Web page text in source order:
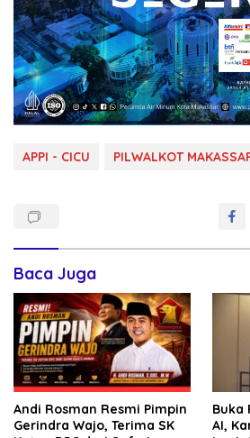
APPI - CICU PILWALKOT
Baca Juga
Andi Rosman Resmi Pimpin
Gerindra Wajo, Terima SK
Buka
AI,